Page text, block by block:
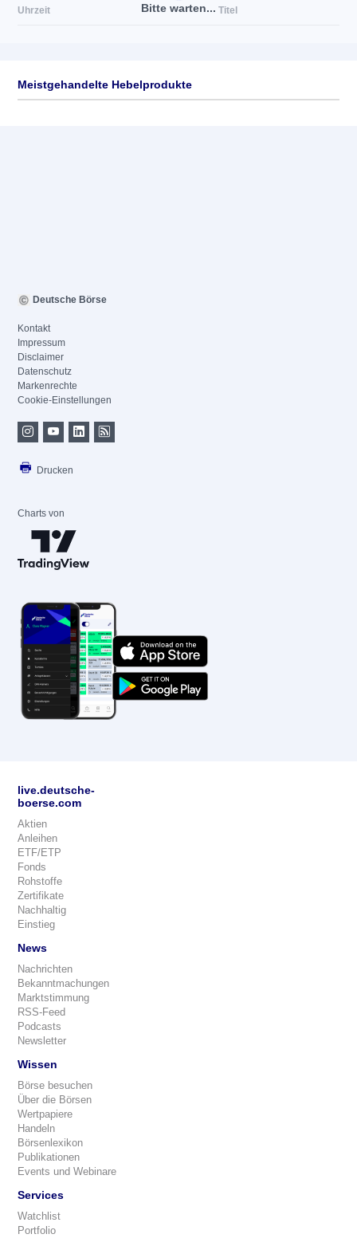
Bitte warten...
Uhrzeit Titel
Meistgehandelte Hebelprodukte
Deutsche Börse
Kontakt
Impressum
Disclaimer
Datenschutz
Markenrechte
Cookie-Einstellungen
Drucken
Charts von
live.deutsche-
boerse.com
Aktien
Anleihen
ETF/ETP
Fonds
Rohstoffe
Zertifikate
Nachhaltig
Einstieg
News
Nachrichten
Bekanntmachungen
Marktstimmung
RSS-Feed
Podcasts
Newsletter
Wissen
Börse besuchen
Über die Börsen
Wertpapiere
Handeln
Börsenlexikon
Publikationen
Events und Webinare
Services
Watchlist
Portfolio